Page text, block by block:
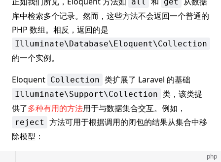
库中检索多个记录。然而，这些方法不会返回一个普通的
PHP 数组。相反，返回的是
Illuminate\Database\Eloquent\Collection
的一个实例。
Eloquent Collection 类扩展了 Laravel 的基础
Illuminate\Support\Collection 类，该类提
供了多种有用的方法用于与数据集合交互。例如，
reject
方法可用于根据调用的闭包的结果从集合中移
除模型：
php